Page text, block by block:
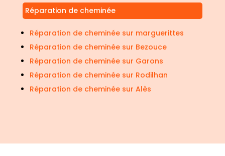
Réparation de cheminée
Réparation de cheminée sur marguerittes
Réparation de cheminée sur Bezouce
Réparation de cheminée sur Garons
Réparation de cheminée sur Rodilhan
Réparation de cheminée sur Alès